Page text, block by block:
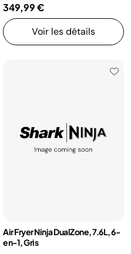
349,99 €
Voir les détails
Air Fryer Ninja DualZone, 7.6L, 6-
en-1, Gris